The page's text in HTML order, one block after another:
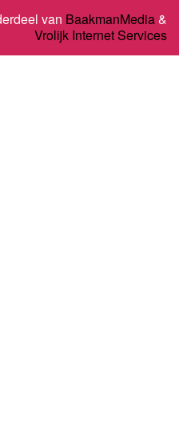
van BaakmanMedia&
Vrolijk Internet Services